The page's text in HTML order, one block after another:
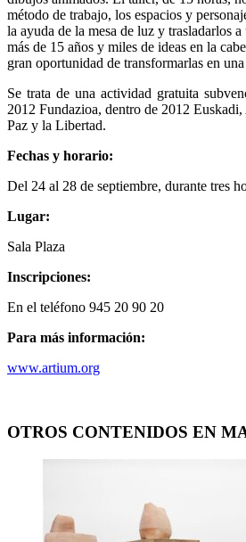
método de trabajo, los espacios y
la ayuda de la mesa de luz y trasladarlos
más de 15 años y miles de ideas en la
gran oportunidad de transformarlas en
Se trata de una actividad gratuita
2012 Fundazioa, dentro de 2012
Paz y la Libertad.
Fechas y horario:
Del 24 al 28 de septiembre, durante tres
Lugar:
Sala Plaza
Inscripciones:
En el teléfono 945 20 90 20
Para más información:
www.artium.org
OTROS CONTENIDOS EN